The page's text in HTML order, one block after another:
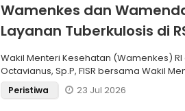
Wamenkes dan
Layanan Tuberkulosis di
Wakil Menteri Kesehatan (Wamenkes) RI
Octavianus, Sp.P, FISR bersama Wakil
(Wamendagri) RI Dr. Akhm
Peristiwa 23 Jul 2026